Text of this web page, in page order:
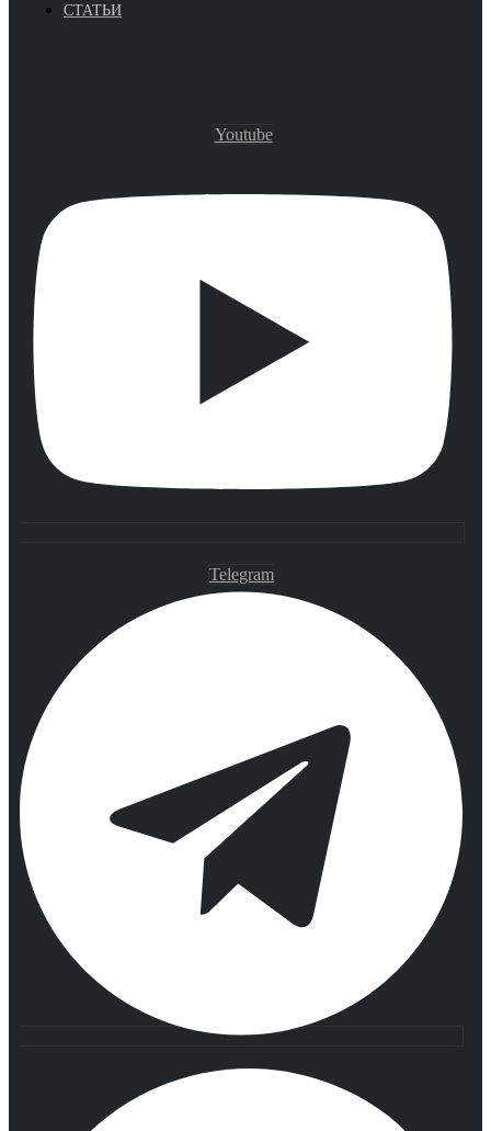
СТАТЬИ
Youtube
Telegram